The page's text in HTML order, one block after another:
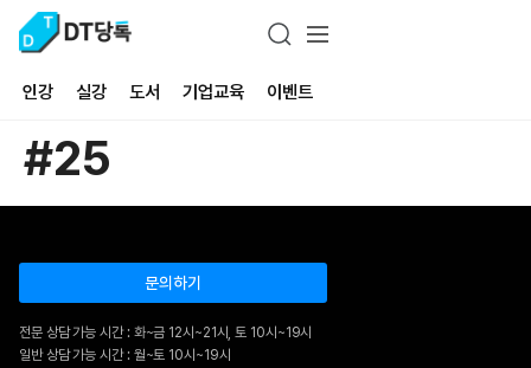
인강 실강 도서 기업교육 이벤트
#25
문의하기
전문 상담 가능 시간 : 화~금 12시~21시, 토 10시~19시
일반 상담 가능 시간 : 월~토 10시~19시